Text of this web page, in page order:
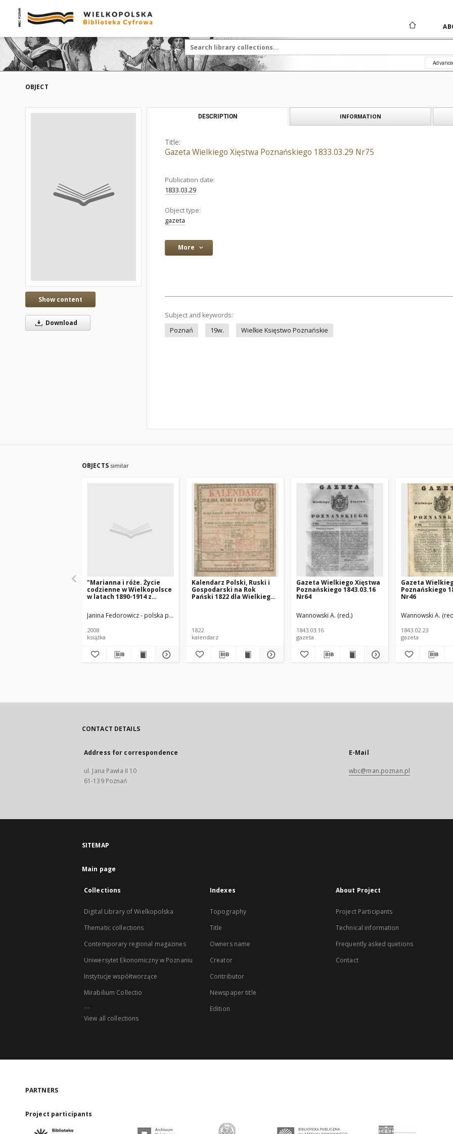
OBJECT
Show content
Download
DESCRIPTION INFORMATION
Title:
Gazeta Wielkiego Xięstwa Poznańskiego 1833.03.29 Nr75
Publication date:
1833.03.29
Object type:
gazeta
More
Subject and keywords:
Poznań
19w. Wielkie Księstwo Poznańskie
OBJECTS similar
"Marianna i róże. Życie
codzienne w Wielkopolsce
w latach 1890-1914 z
Janina Fedorowicz - polska pisarka
Joanna Konopińska (1925 -1996; Poznań) - polska pisarka; https://pl.wikipedia.org/wiki/
2008
książka
Kalendarz Polski, Ruski i
Gospodarski na Rok
Pański 1822 dla Wielkiego
1822
kalendarz
Gazeta Wielkiego Xięstwa
Poznańskiego 1843.03.16
Nr64
Wannowski A. (red.)
1843.03.16
gazeta
Gazeta
Poznańskiego
Nr46
Wannowski A.
1843.02.23
gazeta
CONTACT DETAILS
Address for correspondence
ul. Jana Pawła II 10
61-139 Poznań
E-Mail
wbc@man.poznan.pl
SITEMAP
Main page
Collections
Digital Library of Wielkopolska
Thematic collections
Contemporary regional magazines
Uniwersytet Ekonomiczny w Poznaniu
Instytucje współtworzące
Mirabilium Collectio
...
View all collections
Indexes
Topography
Title
Owners name
Creator
Contributor
Newspaper title
Edition
About Project
Project Participants
Technical information
Frequently asked quetions
Contact
PARTNERS
Project participants